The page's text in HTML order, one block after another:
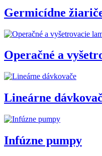
Germicídne
Operačné a
Lineárne
Infúzne pumpy